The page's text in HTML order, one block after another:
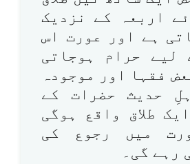
اربعہ کے نزدیک
ہے اور عورت اس
لیے حرام ہوجاتی
فقہا اور موجودہ
حدیث حضرات کے
طلاق واقع ہوگی
میں رجوع کی
رہے گی۔